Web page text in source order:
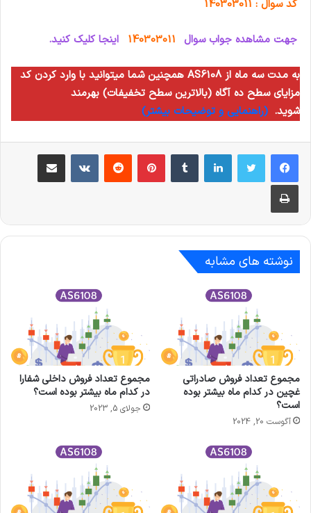
کد سوال : 140303011
جهت مشاهده جواب سوال 140303011 اینجا کلیک کنید.
همچنین شما میتوانید با وارد کردن کد AS6108 به مدت سه ماه از
مزایای سطح ده آگاه (بالاترین سطح تخفیفات) بهرمند
شوید. (راهنمایی و توضیحات بیشتر)
لینکدین ‫تامبلر ‫پین‌ترست‫رددیت ‫VKontakteاشتراک گذاری از طریق ایمیل
چاپ
نوشته های مشابه
مجموع تعداد فروش صادراتی
غچین در کدام ماه بیشتر بوده
است؟
آگوست 20, 2024
مجموع تعداد فروش داخلی شفارا
در کدام ماه بیشتر بوده است؟
جولای 5, 2023